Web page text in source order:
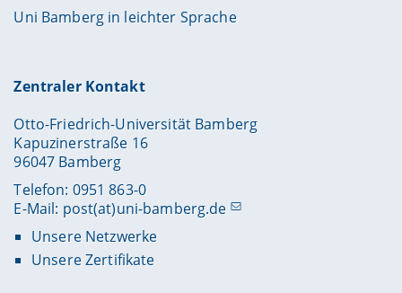
Uni Bamberg in leichter Sprache
Zentraler Kontakt
Otto-Friedrich-Universität Bamberg
Kapuzinerstraße 16
96047 Bamberg
Telefon: 0951 863-0
E-Mail: post(at)uni-bamberg.de
Unsere Netzwerke
Unsere Zertifikate